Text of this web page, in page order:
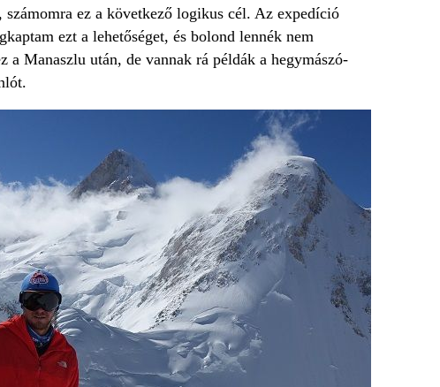
ez a következő logikus cél. Az expedíció
ezt a lehetőséget, és bolond lennék nem
Manaszlu után, de vannak rá példák a hegymászó-